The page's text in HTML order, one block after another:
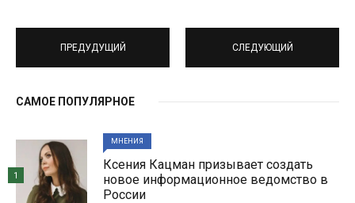
ПРЕДУДУЩИЙ СЛЕДУЮЩИЙ
САМОЕ ПОПУЛЯРНОЕ
МНЕНИЯ
Ксения Кацман призывает создать
новое информационное ведомство в
России
1